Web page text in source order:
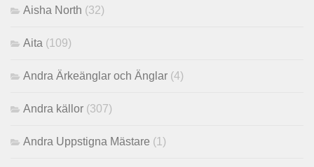
Aisha North (32)
Aita (109)
Andra Ärkeänglar och Änglar (4)
Andra källor (307)
Andra Uppstigna Mästare (1)